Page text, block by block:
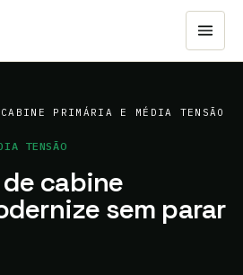
CABINE PRIMÁRIA E MÉDIA TENSÃO
TENSÃO
cabine
sem parar